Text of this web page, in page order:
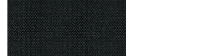
Product Kleurfamilie